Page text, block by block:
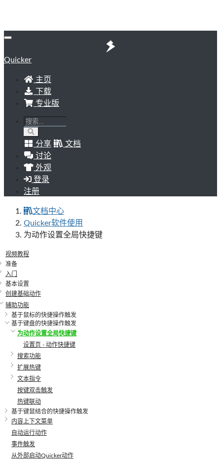
Quicker
主页
下载
专业版
分享
文档
讨论
外观
登录
注册
文档中心
Quicker软件使用
为动作设置全局快捷键
视频教程
准备
入门
基本设置
创建基础动作
辅助功能
基于鼠标的快捷操作触发
基于键盘的快捷操作触发
为动作设置全局快捷键
设置页 - 动作快捷键
搜索功能
扩展热键
文本指令
按键双击触发
热键联动
基于键鼠结合的快捷操作触发
内容上下文菜单
自动运行动作
事件触发
从外部启动Quicker动作